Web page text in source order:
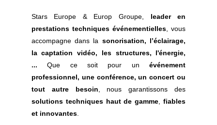
Stars Europe & Europ Groupe, leader en
prestations techniques événementielles , vous
accompagne dans la sonorisation, l’éclairage,
la captation vidéo, les structures, l'énergie,
... Que ce soit pour unévénement
professionnel, une conférence, un concert ou
tout autre besoin , nous garantissons des
solutions techniques haut de gamme ,fiables
et innovantes.